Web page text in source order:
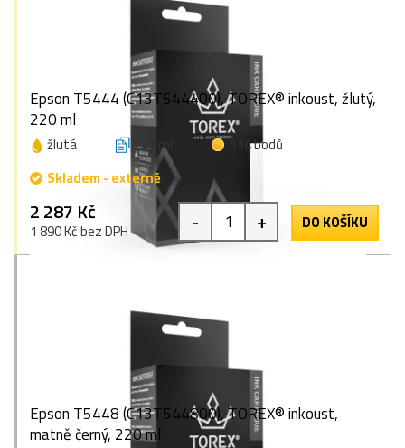
Epson T5444 (C13T544400), TOREX® inkoust, žlutý,
220 ml
žlutá 220 ml
114 bodů
Skladem - externě
2 287 Kč
1 890 Kč bez DPH - + DO KOŠÍKU
Epson T5448 (C13T544800), TOREX® inkoust,
matně černý, 220 ml